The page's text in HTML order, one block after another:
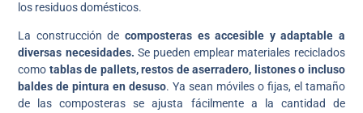
los residuos domésticos.
La construcción de composteras es accesible y adaptable a
diversas necesidades. Se pueden emplear materiales reciclados
como tablas de pallets, restos de aserradero, listones o incluso
baldes de pintura en desuso. Ya sean móviles o fijas, el tamaño
de las composteras se ajusta fácilmente a la cantidad de